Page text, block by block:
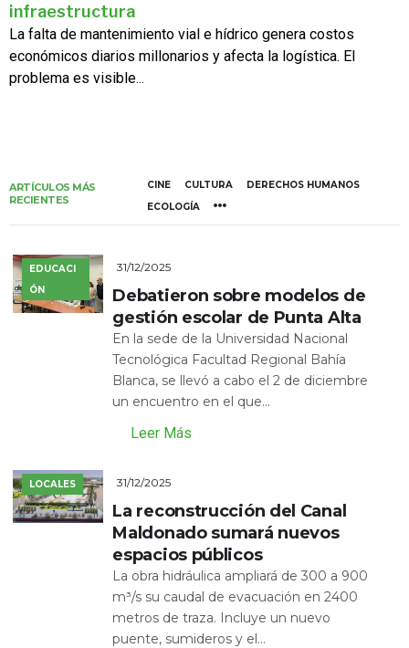
infraestructura
La falta de mantenimiento vial e hídrico genera costos
económicos diarios millonarios y afecta la logística. El
problema es visible...
ARTÍCULOS MÁS
RECIENTES
CINE CULTURA
DERECHOS HUMANOS
ECOLOGÍA
EDUCACI
ÓN
31/12/2025
Debatieron sobre modelos de
gestión escolar de Punta Alta
En la sede de la Universidad Nacional
Tecnológica Facultad Regional Bahía
Blanca, se llevó a cabo el 2 de diciembre
un encuentro en el que...
Leer Más
LOCALES 31/12/2025
La reconstrucción del Canal
Maldonado sumará nuevos
espacios públicos
La obra hidráulica ampliará de 300 a 900
m³/s su caudal de evacuación en 2400
metros de traza. Incluye un nuevo
puente, sumideros y el...